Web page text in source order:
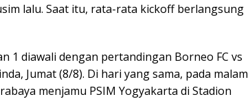
lalu. Saat itu, rata-rata kickoff berlangsung
1 diawali dengan pertandingan Borneo FC vs
Jumat (8/8). Di hari yang sama, pada malam
menjamu PSIM Yogyakarta di Stadion